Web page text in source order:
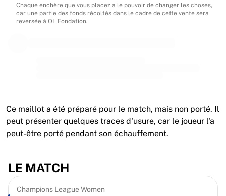
Meilleures équipes féminines
Football féminin aux États-Unis
Basket-ball
Temps forts
Charlotte Hornets
Portland Trail Blazers
Virtus Bologna
Chaque enchère que vous placez a le pouvoir de changer les choses,
car une partie des fonds récoltés dans le cadre de cette vente sera
reversée à OL Fondation.
Ce maillot a été préparé pour le match, mais non porté. Il
peut présenter quelques traces d'usure, car le joueur l'a
peut-être porté pendant son échauffement.
LE MATCH
Champions League Women